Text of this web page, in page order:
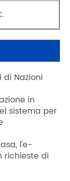
Nazioni
in
sistema per
l'e-
richieste di